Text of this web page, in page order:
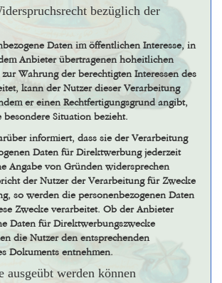
bezüglich der
Daten im öffentlichen Interesse, in
Anbieter übertragenen hoheitlichen
Wahrung der berechtigten Interessen des
kann der Nutzer dieser Verarbeitung
er einen Rechtfertigungsgrund angibt,
besondere Situation bezieht.
informiert, dass sie der Verarbeitung
Daten für Direktwerbung jederzeit
Angabe von Gründen widersprechen
der Nutzer der Verarbeitung für Zwecke
so werden die personenbezogenen Daten
Zwecke verarbeitet. Ob der Anbieter
Daten für Direktwerbungszwecke
die Nutzer den entsprechenden
Dokuments entnehmen.
ausgeübt werden können